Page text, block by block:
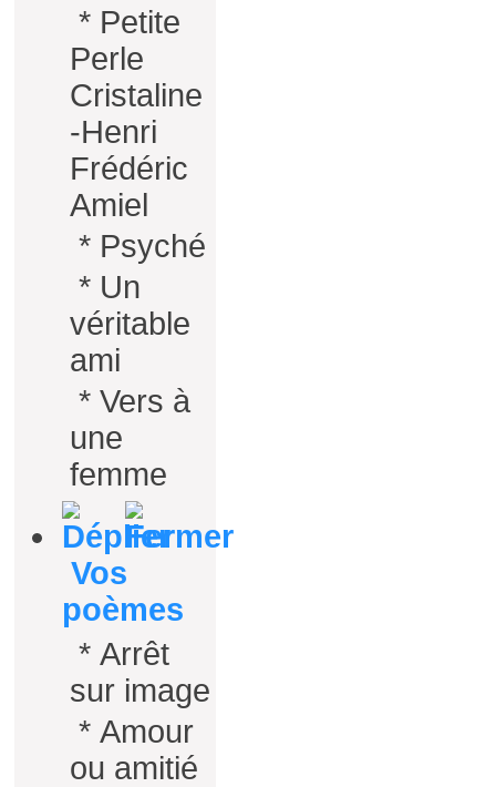
* Petite
Perle
Cristaline
-Henri
Frédéric
Amiel
* Psyché
* Un
véritable
ami
* Vers à
une
femme
Vos
poèmes
* Arrêt
sur image
* Amour
ou amitié